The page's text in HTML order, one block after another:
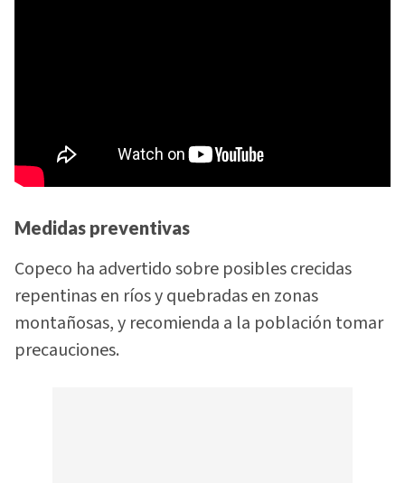
Medidas preventivas
Copeco ha advertido sobre posibles crecidas
repentinas en ríos y quebradas en zonas
montañosas, y recomienda a la población tomar
precauciones.